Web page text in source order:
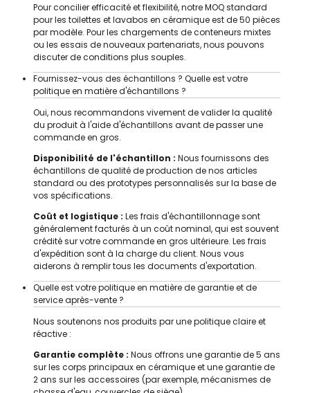
Pour concilier efficacité et flexibilité, notre MOQ standard
pour les toilettes et lavabos en céramique est de 50 pièces
par modèle. Pour les chargements de conteneurs mixtes
ou les essais de nouveaux partenariats, nous pouvons
discuter de conditions plus souples.
Fournissez-vous des échantillons ? Quelle est votre
politique en matière d'échantillons ?
Oui, nous recommandons vivement de valider la qualité
du produit à l'aide d'échantillons avant de passer une
commande en gros.
Disponibilité de l'échantillon : Nous fournissons des
échantillons de qualité de production de nos articles
standard ou des prototypes personnalisés sur la base de
vos spécifications.
Coût et logistique : Les frais d'échantillonnage sont
généralement facturés à un coût nominal, qui est souvent
crédité sur votre commande en gros ultérieure. Les frais
d'expédition sont à la charge du client. Nous vous
aiderons à remplir tous les documents d'exportation.
Quelle est votre politique en matière de garantie et de
service après-vente ?
Nous soutenons nos produits par une politique claire et
réactive :
Garantie complète : Nous offrons une garantie de 5 ans
sur les corps principaux en céramique et une garantie de
2 ans sur les accessoires (par exemple, mécanismes de